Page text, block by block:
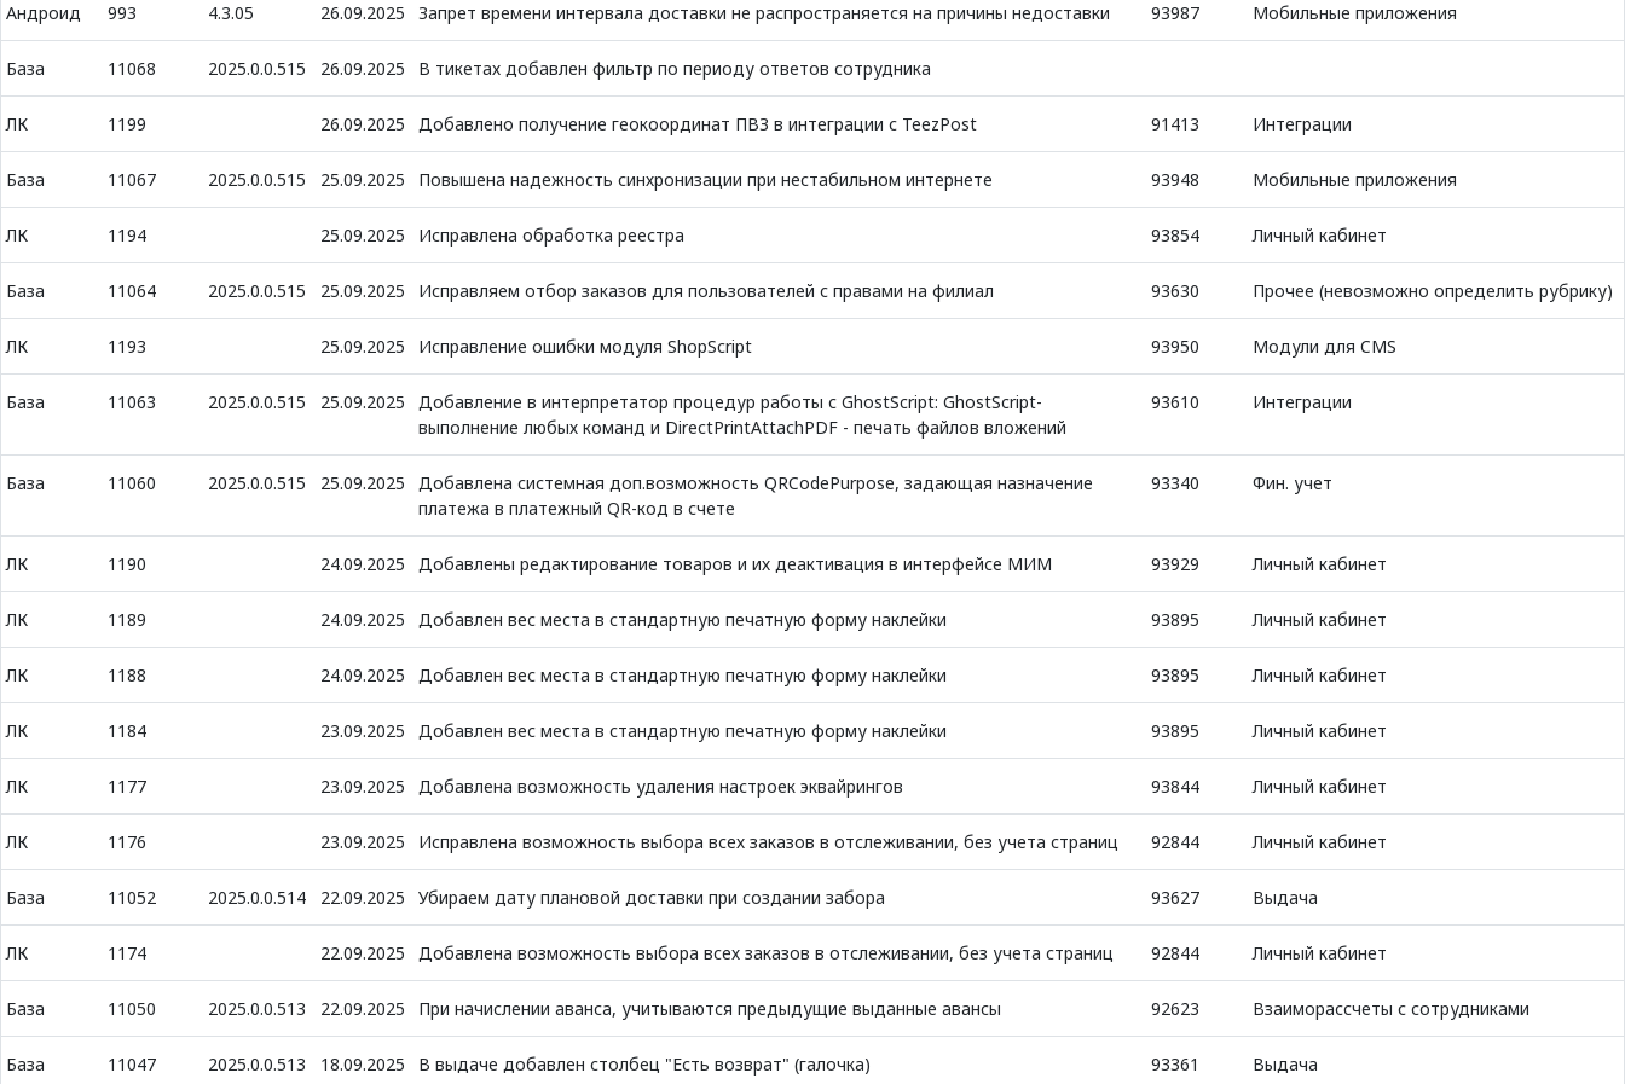
Андроид 993 4.3.05 26.09.2025 Запрет времени интервала доставки не распространяется на причины недоставки 93987 Мобильные приложения
База 11068 2025.0.0.515 26.09.2025 В тикетах добавлен фильтр по периоду ответов сотрудника
ЛК 1199 26.09.2025 Добавлено получение геокоординат ПВЗ в интеграции с TeezPost 91413 Интеграции
База 11067 2025.0.0.515 25.09.2025 Повышена надежность синхронизации при нестабильном интернете 93948 Мобильные приложения
ЛК 1194 25.09.2025 Исправлена обработка реестра 93854 Личный кабинет
База 11064 2025.0.0.515 25.09.2025 Исправляем отбор заказов для пользователей с правами на филиал 93630 Прочее (невозможно определить рубрику)
ЛК 1193 25.09.2025 Исправление ошибки модуля ShopScript 93950 Модули для CMS
База 11063 2025.0.0.515 25.09.2025
Добавление в интерпретатор процедур работы с GhostScript: GhostScript-
выполнение любых команд и DirectPrintAttachPDF - печать файлов вложений
93610 Интеграции
База 11060 2025.0.0.515 25.09.2025
Добавлена системная доп.возможность QRCodePurpose, задающая назначение
платежа в платежный QR-код в счете
93340 Фин. учет
ЛК 1190 24.09.2025 Добавлены редактирование товаров и их деактивация в интерфейсе МИМ 93929 Личный кабинет
ЛК 1189 24.09.2025 Добавлен вес места в стандартную печатную форму наклейки 93895 Личный кабинет
ЛК 1188 24.09.2025 Добавлен вес места в стандартную печатную форму наклейки 93895 Личный кабинет
ЛК 1184 23.09.2025 Добавлен вес места в стандартную печатную форму наклейки 93895 Личный кабинет
ЛК 1177 23.09.2025 Добавлена возможность удаления настроек эквайрингов 93844 Личный кабинет
ЛК 1176 23.09.2025 Исправлена возможность выбора всех заказов в отслеживании, без учета страниц 92844 Личный кабинет
База 11052 2025.0.0.514 22.09.2025 Убираем дату плановой доставки при создании забора 93627 Выдача
ЛК 1174 22.09.2025 Добавлена возможность выбора всех заказов в отслеживании, без учета страниц 92844 Личный кабинет
База 11050 2025.0.0.513 22.09.2025 При начислении аванса, учитываются предыдущие выданные авансы 92623 Взаиморассчеты с сотрудниками
База 11047 2025.0.0.513 18.09.2025 В выдаче добавлен столбец "Есть возврат" (галочка) 93361 Выдача